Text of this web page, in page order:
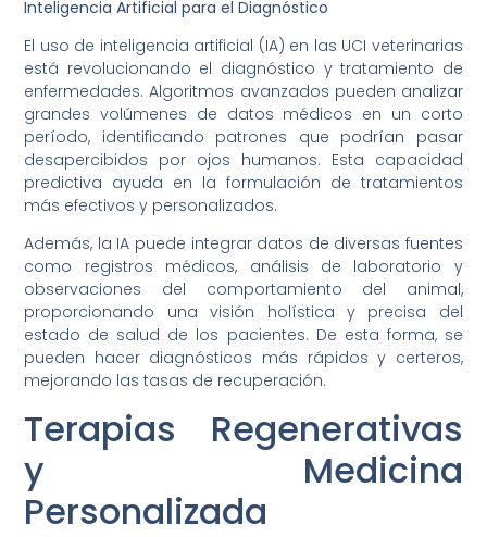
Inteligencia Artificial para el Diagnóstico
El uso de inteligencia artificial (IA) en las UCI veterinarias
está revolucionando el diagnóstico y tratamiento de
enfermedades. Algoritmos avanzados pueden analizar
grandes volúmenes de datos médicos en un corto
período, identificando patrones que podrían pasar
desapercibidos por ojos humanos. Esta capacidad
predictiva ayuda en la formulación de tratamientos
más efectivos y personalizados.
Además, la IA puede integrar datos de diversas fuentes
como registros médicos, análisis de laboratorio y
observaciones del comportamiento del animal,
proporcionando una visión holística y precisa del
estado de salud de los pacientes. De esta forma, se
pueden hacer diagnósticos más rápidos y certeros,
mejorando las tasas de recuperación.
Terapias Regenerativas
y Medicina
Personalizada